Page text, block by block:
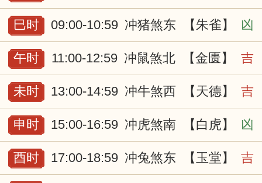
巳时 09:00-10:59 冲猪煞东 【朱雀】 凶
午时 11:00-12:59 冲鼠煞北 【金匮】 吉
未时 13:00-14:59 冲牛煞西 【天德】 吉
申时 15:00-16:59 冲虎煞南 【白虎】 凶
酉时 17:00-18:59 冲兔煞东 【玉堂】 吉